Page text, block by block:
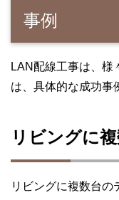
事例
LAN配線工事は、様
は、具体的な成功事
リビングに
リビングに複数台の